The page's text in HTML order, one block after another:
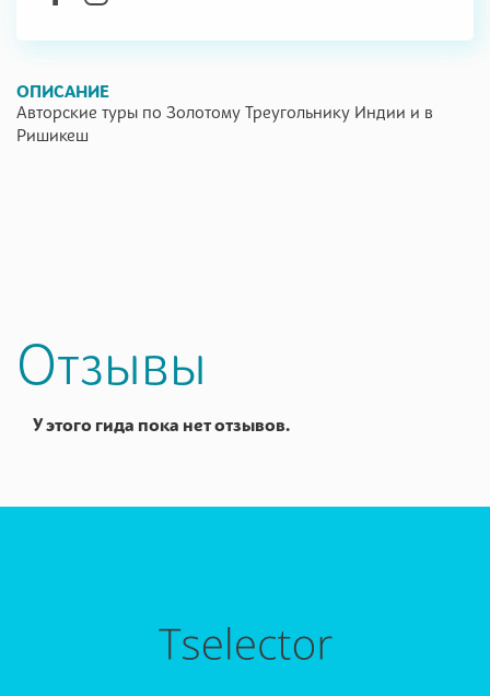
ОПИСАНИЕ
Авторские туры по Золотому Треугольнику Индии и в
Ришикеш
Отзывы
У этого гида пока нет отзывов.